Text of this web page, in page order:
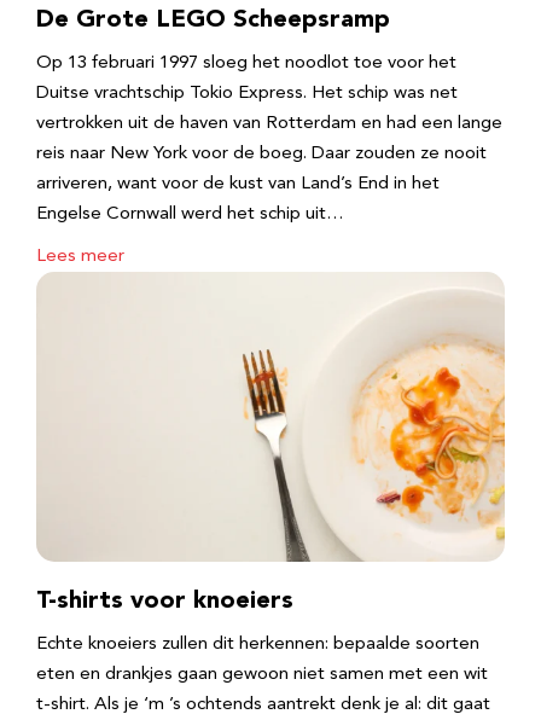
De Grote LEGO Scheepsramp
Op 13 februari 1997 sloeg het noodlot toe voor het
Duitse vrachtschip Tokio Express. Het schip was net
vertrokken uit de haven van Rotterdam en had een lange
reis naar New York voor de boeg. Daar zouden ze nooit
arriveren, want voor de kust van Land’s End in het
Engelse Cornwall werd het schip uit…
Lees meer
T-shirts voor knoeiers
Echte knoeiers zullen dit herkennen: bepaalde soorten
eten en drankjes gaan gewoon niet samen met een wit
t-shirt. Als je ‘m ’s ochtends aantrekt denk je al: dit gaat